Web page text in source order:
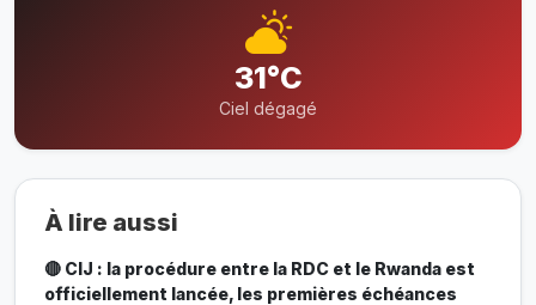
31°C
Ciel dégagé
À lire aussi
🔴 CIJ : la procédure entre la RDC et le Rwanda est
officiellement lancée, les premières échéances